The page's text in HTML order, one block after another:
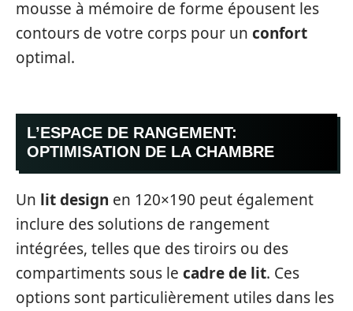
mousse à mémoire de forme épousent les
contours de votre corps pour un confort
optimal.
L’ESPACE DE RANGEMENT:
OPTIMISATION DE LA CHAMBRE
Un lit design en 120×190 peut également
inclure des solutions de rangement
intégrées, telles que des tiroirs ou des
compartiments sous le cadre de lit. Ces
options sont particulièrement utiles dans les